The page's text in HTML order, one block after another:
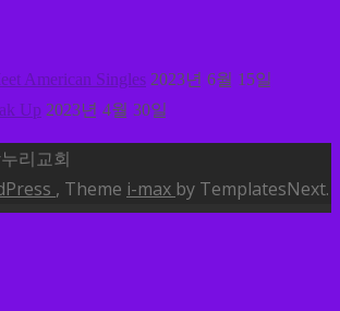
American Singles 2023년 6월 15일
Up 2023년 4월 30일
리교회
, Theme i-max by TemplatesNext.